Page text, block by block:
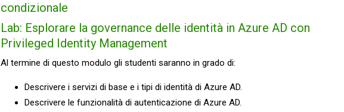
condizionale
Lab: Esplorare la governance delle identità in Azure AD con
Privileged Identity Management
Al termine di questo modulo gli studenti saranno in grado di:
Descrivere i servizi di base e i tipi di identità di Azure AD.
Descrivere le funzionalità di autenticazione di Azure AD.